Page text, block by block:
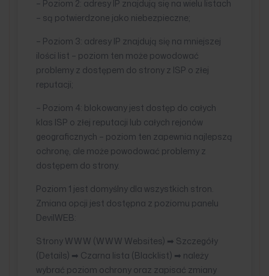
– Poziom 2: adresy IP znajdują się na wielu listach
– są potwierdzone jako niebezpieczne;
– Poziom 3: adresy IP znajdują się na mniejszej
ilości list – poziom ten może powodować
problemy z dostępem do strony z ISP o złej
reputacji;
– Poziom 4: blokowany jest dostęp do całych
klas ISP o złej reputacji lub całych rejonów
geograficznych – poziom ten zapewnia najlepszą
ochronę, ale może powodować problemy z
dostępem do strony.
Poziom 1 jest domyślny dla wszystkich stron.
Zmiana opcji jest dostępna z poziomu panelu
DevilWEB:
Strony WWW (WWW Websites) ➡ Szczegóły
(Details) ➡ Czarna lista (Blacklist) ➡ należy
wybrać poziom ochrony oraz zapisać zmiany